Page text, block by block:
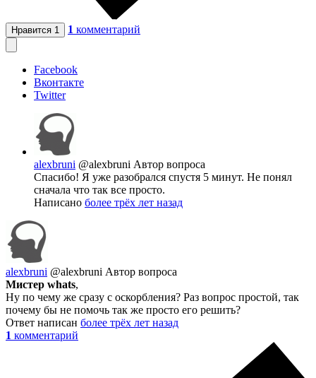
Нравится 1 1 комментарий
Facebook
Вконтакте
Twitter
alexbruni @alexbruni Автор вопроса
Спасибо! Я уже разобрался спустя 5 минут. Не понял
сначала что так все просто.
Написано более трёх лет назад
alexbruni @alexbruni Автор вопроса
Мистер whats,
Ну по чему же сразу с оскорбления? Раз вопрос простой, так
почему бы не помочь так же просто его решить?
Ответ написан более трёх лет назад
1 комментарий